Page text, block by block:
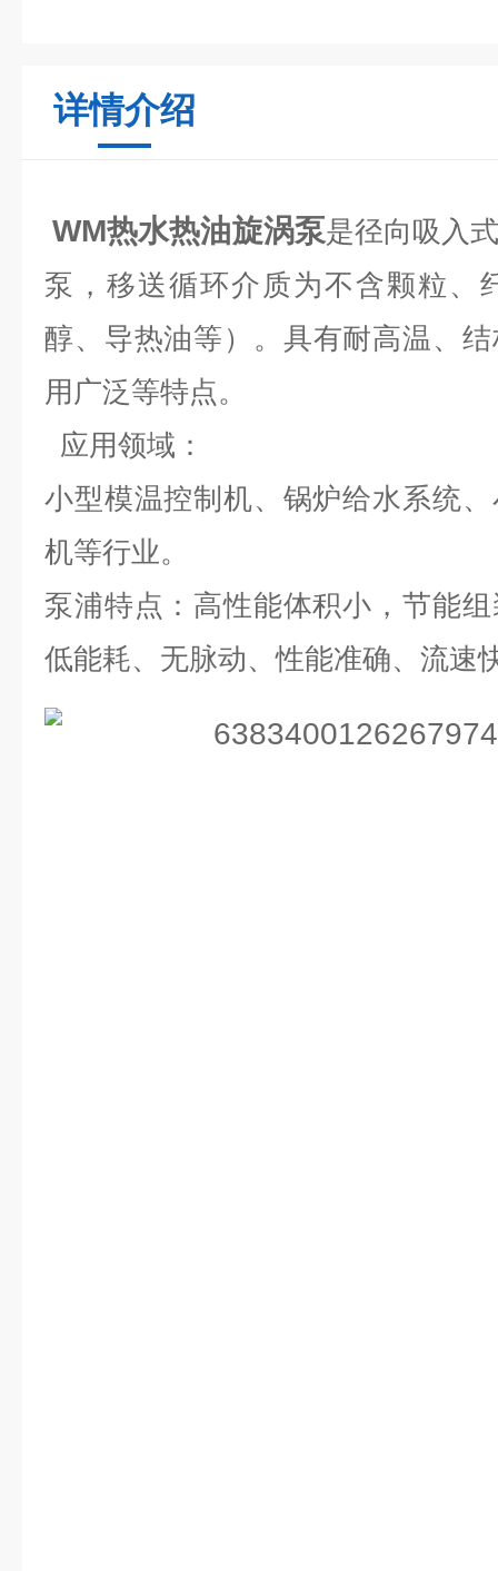
详情介绍
WM热水热油旋涡泵是径向吸入
泵，移送循环介质为不含颗粒、
醇、 导热油等）。具有耐高温、
用广泛等特点。
应用领域：
小型模温控制机、锅炉给水系统
机等行业。
泵浦特点：高性能体积小，节能
低能耗、无脉动、性能准确、流速